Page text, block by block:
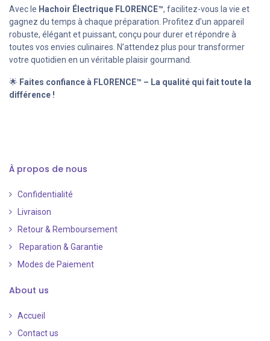
Avec le Hachoir Électrique FLORENCE™, facilitez-vous la vie et
gagnez du temps à chaque préparation. Profitez d’un appareil
robuste, élégant et puissant, conçu pour durer et répondre à
toutes vos envies culinaires. N’attendez plus pour transformer
votre quotidien en un véritable plaisir gourmand.
🌟 Faites confiance à FLORENCE™ – La qualité qui fait toute la
différence !
À propos de nous
Confidentialité
Livraison
Retour & Remboursement
Reparation & Garantie
Modes de Paiement
About us
Accueil
Contact us